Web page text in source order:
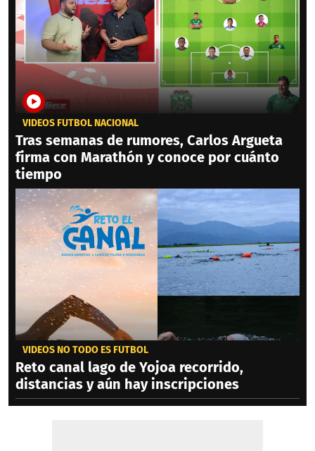
VIDEOS FÚTBOL NACIONAL
Tras semanas de rumores, Carlos Argueta
firma con Marathón y conoce por cuánto
tiempo
VIDEOS NO TODO ES FÚTBOL
Reto canal lago de Yojoa recorrido,
distancias y aún hay inscripciones